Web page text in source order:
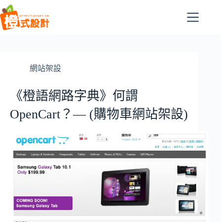
跳
至
主
網站架設
《橙語網路字典》何謂
OpenCart？— (購物車網站架設)